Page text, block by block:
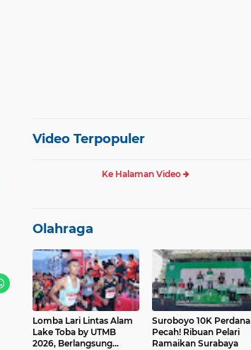
Video Terpopuler
Ke Halaman Video
Olahraga
Lomba Lari Lintas Alam
Lake Toba by UTMB
2026, Berlangsung
Suroboyo 10K Perdana
Pecah! Ribuan Pelari
Ramaikan Surabaya